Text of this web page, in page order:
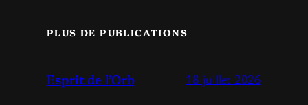
PLUS DE PUBLICATIONS
Esprit de l’Orb 18 juillet 2026